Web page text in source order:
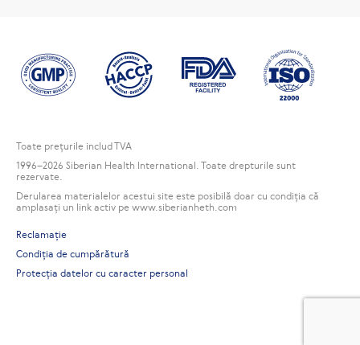
Toate preţurile includ TVA
1996–2026 Siberian Health International. Toate drepturile sunt
rezervate.
Derularea materialelor acestui site este posibilă doar cu condiția că
amplasați un link activ pe www.siberianheth.com
Reclamaţie
Condiția de cumpărătură
Protecția datelor cu caracter personal